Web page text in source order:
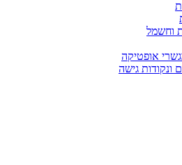
וחשמל
אופטיקה
ונקודות גישה